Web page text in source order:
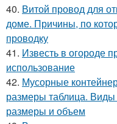
40. Витой провод для
доме. Причины, по
проводку
41. Известь в огороде
использование
42. Мусорные
размеры таблица.
размеры и объем